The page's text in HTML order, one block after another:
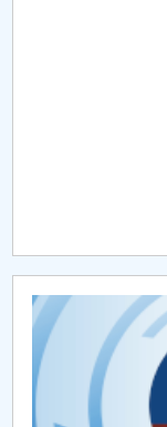
Chestionar
CAR2026
MENIU CANTINA